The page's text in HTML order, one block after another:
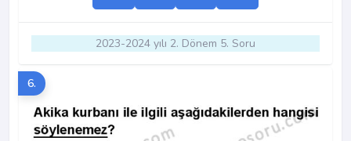
2023-2024 yılı 2. Dönem 5. Soru
6.